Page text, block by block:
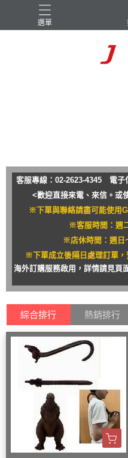
選單
客服專線：02-2623-4345 電子
<歡迎直接來電、來信。或
※下單與聯絡請盡可能使用
※客服時間：週
※店休時間：週日
※下單成立後隔日處理訂單，
海外訂購服務啟用，詳情請見頁
綜合排行 熱銷排行